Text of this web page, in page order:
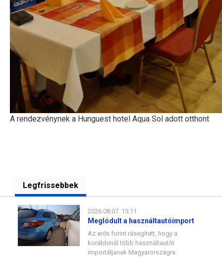
A rendezvénynek a Hunguest hotel Aqua Sol adott otthont
Legfrissebbek
2026.08.07. 15:11
Meglódult a használtautóimport
Az erős forint rásegített, hogy a
korábbinál több használtautót
importáljanak Magyarországra.